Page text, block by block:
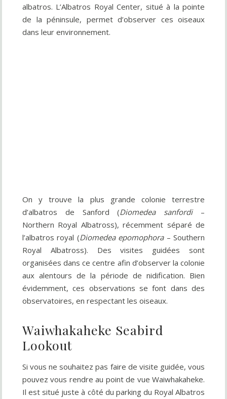
albatros. L’Albatros Royal Center, situé à la pointe
de la péninsule, permet d’observer ces oiseaux
dans leur environnement.
On y trouve la plus grande colonie terrestre
d’albatros de Sanford (Diomedea sanfordi–
Northern Royal Albatross), récemment séparé de
l’albatros royal (Diomedea epomophora– Southern
Royal Albatross). Des visites guidées sont
organisées dans ce centre afin d’observer la colonie
aux alentours de la période de nidification. Bien
évidemment, ces observations se font dans des
observatoires, en respectant les oiseaux.
Waiwhakaheke Seabird
Lookout
Si vous ne souhaitez pas faire de visite guidée, vous
pouvez vous rendre au point de vue Waiwhakaheke.
Il est situé juste à côté du parking du Royal Albatros